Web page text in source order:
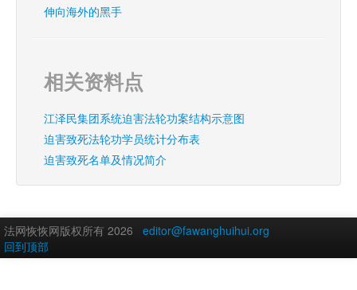
伸向海外的黑手
相关资料点
江泽民集团系统迫害法轮功案结构示意图
迫害致死法轮功学员统计分布表
迫害致死名单及情况简介
法网恢恢网版权所有 2026
editor@fawanghuihui.org
回到顶部